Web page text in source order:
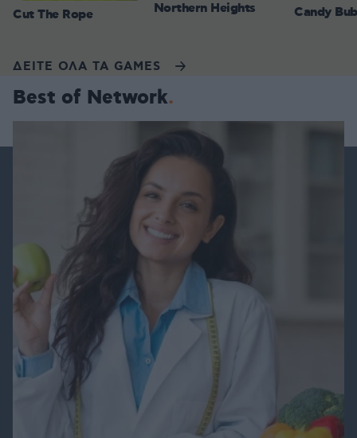
Cut The Rope Northern Heights Candy
ΔΕΙΤΕ ΟΛΑ ΤΑ GAMES
Best of Network